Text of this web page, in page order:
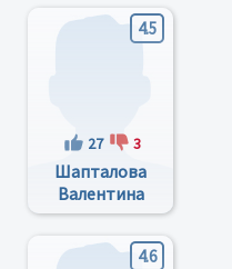
4.5
27 3
Шапталова
Валентина
Александровна
4.6